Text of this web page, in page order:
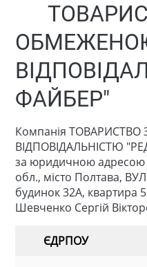
ФАЙБЕР"
Компанія
ВІДПОВІДАЛЬНІСТЮ
за юридичною адресою
обл., місто Полтава,
будинок 32А, квартира
Шевченко Сергій
ЄДРПОУ